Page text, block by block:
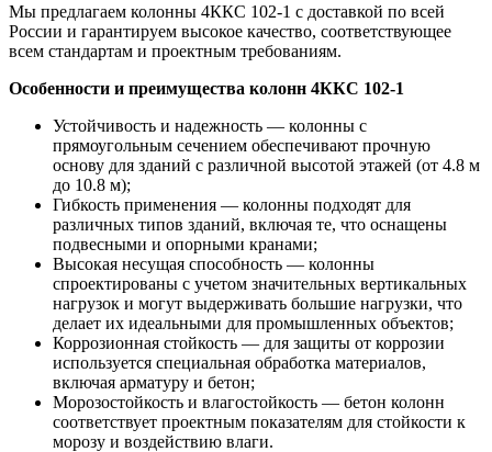
Мы предлагаем колонны 4ККС 102-1 с доставкой по всей
России и гарантируем высокое качество, соответствующее
всем стандартам и проектным требованиям.
Особенности и преимущества колонн 4ККС 102-1
Устойчивость и надежность — колонны с
прямоугольным сечением обеспечивают прочную
основу для зданий с различной высотой этажей (от 4.8 м
до 10.8 м);
Гибкость применения — колонны подходят для
различных типов зданий, включая те, что оснащены
подвесными и опорными кранами;
Высокая несущая способность — колонны
спроектированы с учетом значительных вертикальных
нагрузок и могут выдерживать большие нагрузки, что
делает их идеальными для промышленных объектов;
Коррозионная стойкость — для защиты от коррозии
используется специальная обработка материалов,
включая арматуру и бетон;
Морозостойкость и влагостойкость — бетон колонн
соответствует проектным показателям для стойкости к
морозу и воздействию влаги.